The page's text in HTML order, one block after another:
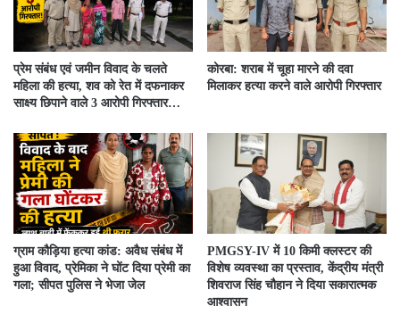
प्रेम संबंध एवं जमीन विवाद के चलते
महिला की हत्या, शव को रेत में दफनाकर
साक्ष्य छिपाने वाले 3 आरोपी गिरफ्तार…
कोरबा: शराब में चूहा मारने की दवा
मिलाकर हत्या करने वाले आरोपी गिरफ्तार
ग्राम कौड़िया हत्या कांड: अवैध संबंध में
हुआ विवाद, प्रेमिका ने घोंट दिया प्रेमी का
गला; सीपत पुलिस ने भेजा जेल
PMGSY-IV में 10 किमी क्लस्टर की
विशेष व्यवस्था का प्रस्ताव, केंद्रीय मंत्री
शिवराज सिंह चौहान ने दिया सकारात्मक
आश्वासन